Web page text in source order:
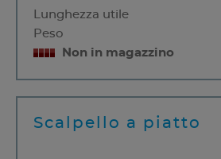
Lunghezza utile
Peso
Non in magazzino
Scalpello a piatto